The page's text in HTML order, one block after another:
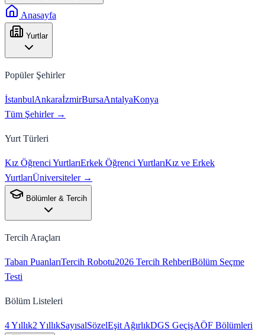
Anasayfa
Yurtlar
Popüler Şehirler
İstanbulAnkaraİzmirBursaAntalyaKonya
Tüm Şehirler →
Yurt Türleri
Kız Öğrenci YurtlarıErkek Öğrenci YurtlarıKız ve Erkek
YurtlarıÜniversiteler →
Bölümler & Tercih
Tercih Araçları
Taban PuanlarıTercih Robotu2026 Tercih RehberiBölüm Seçme
Testi
Bölüm Listeleri
4 Yıllık2 YıllıkSayısalSözelEşit AğırlıkDGS GeçişAÖF Bölümleri